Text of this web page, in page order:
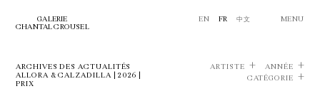
GALERIE
CHANTAL CROUSEL
EN FR 中文 MENU
ARCHIVES DES ACTUALITÉS
ALLORA & CALZADILLA | 2026 |
PRIX
ARTISTE
ANNÉE
CATÉGORIE